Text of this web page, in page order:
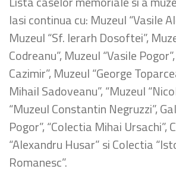
Iasi continua cu: Muzeul “Vasile
Muzeul “Sf. Ierarh Dosoftei”,
Codreanu”, Muzeul “Vasile
Cazimir”, Muzeul “George
Mihail Sadoveanu”, “Muzeul
“Muzeul Constantin Negruzzi”,
Pogor”, “Colectia Mihai Ursachi”,
“Alexandru Husar” si Colectia
Romanesc”.